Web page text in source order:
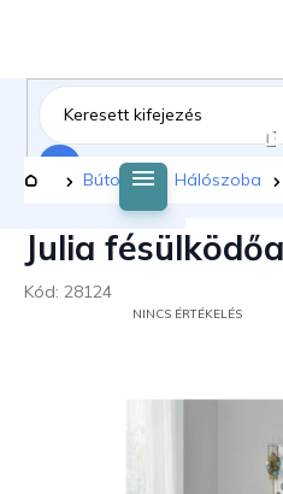
tartalomhoz
Kezdőlap
Bútorok Hálószoba
Julia
Kód: 28124
NINCS ÉRTÉKELÉS